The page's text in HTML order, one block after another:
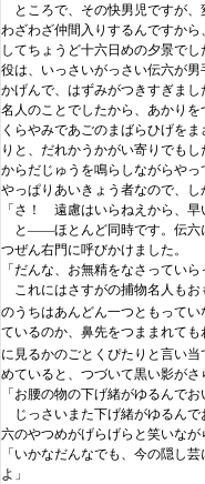
ところで、その快男児ですが、
わざわざ仲間入りするんですか
してちょうど十六日めの夕景で
役は、いっさいがっさい伝六が
かげんで、はずみがつきすぎま
名人のことでしたから、あかり
くらやみであごのまばらひげを
りと、だれかうかがい寄りでも
からだじゅうを鳴らしながらや
やっぱりあいきょう者なので、
「さ！ 遠慮はいらねえから、早
と――ほとんど同時です。伝六
つぜん右門に呼びかけました。
「だんな、お無精をなさってい
これにはさすがの捕物名人もお
のうちはあんどん一つともって
ているのか、鼻先をつままれて
に見るかのごとくぴたりと言い
めていると、つづいて黒い影がさ
「お腰の物の下げ緒がゆるんでお
じっさいまた下げ緒がゆるんで
六のやつめがげらげらと笑いな
「いかなだんなでも、今の隠し
よ」